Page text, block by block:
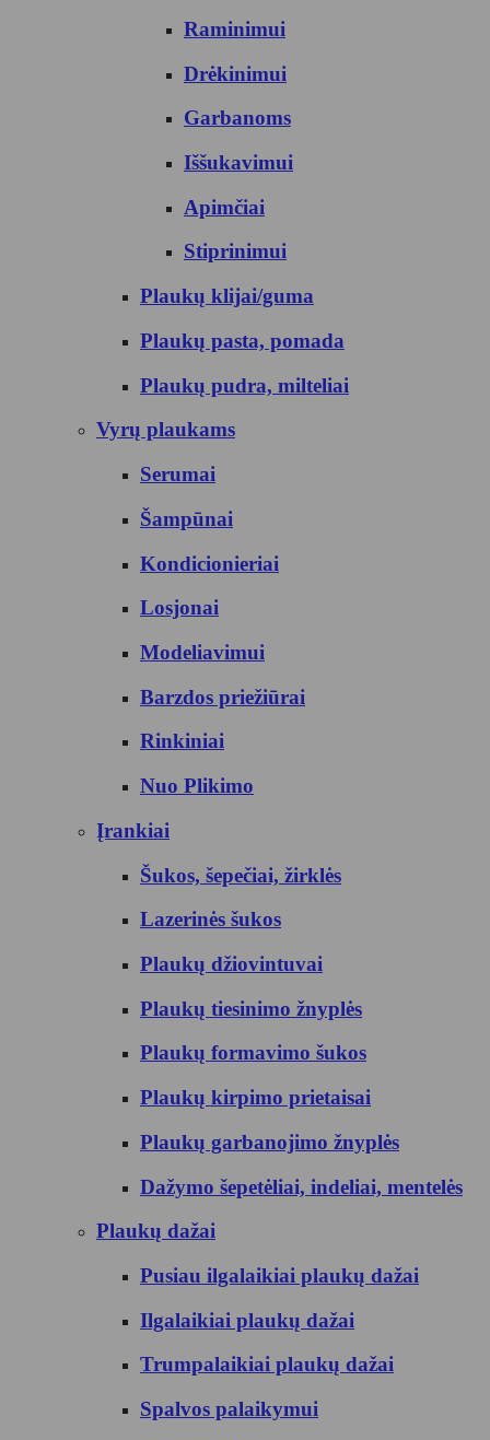
Raminimui
Drėkinimui
Garbanoms
Iššukavimui
Apimčiai
Stiprinimui
Plaukų klijai/guma
Plaukų pasta, pomada
Plaukų pudra, milteliai
Vyrų plaukams
Serumai
Šampūnai
Kondicionieriai
Losjonai
Modeliavimui
Barzdos priežiūrai
Rinkiniai
Nuo Plikimo
Įrankiai
Šukos, šepečiai, žirklės
Lazerinės šukos
Plaukų džiovintuvai
Plaukų tiesinimo žnyplės
Plaukų formavimo šukos
Plaukų kirpimo prietaisai
Plaukų garbanojimo žnyplės
Dažymo šepetėliai, indeliai, mentelės
Plaukų dažai
Pusiau ilgalaikiai plaukų dažai
Ilgalaikiai plaukų dažai
Trumpalaikiai plaukų dažai
Spalvos palaikymui